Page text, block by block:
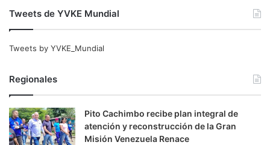
Tweets de YVKE Mundial
Tweets by YVKE_Mundial
Regionales
Pito Cachimbo recibe plan integral de
atención y reconstrucción de la Gran
Misión Venezuela Renace